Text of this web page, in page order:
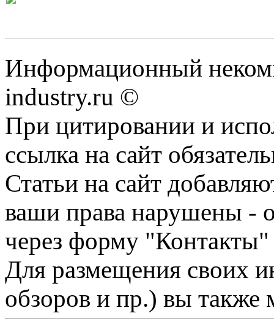
Информационный
industry.ru ©
При цитировании и
ссылка на сайт
Статьи на сайт
ваши права нарушены -
через форму "Контакты"
Для размещения своих
обзоров и пр.) вы также